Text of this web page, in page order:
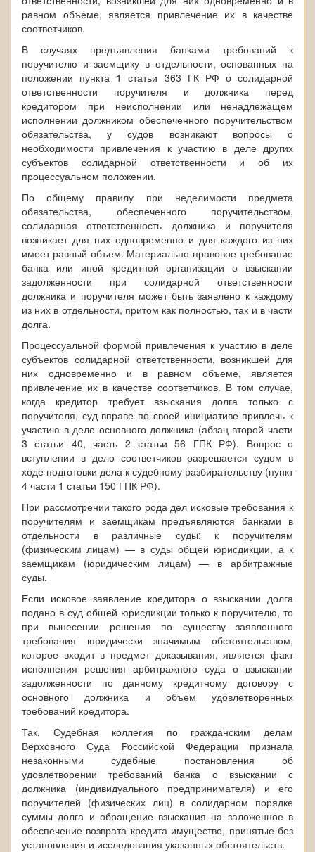
равном объеме, является привлечение их в качестве
соответчиков.
В случаях предъявления банками требований к
поручителю и заемщику в отдельности, основанных на
положении пункта 1 статьи 363 ГК РФ о солидарной
ответственности поручителя и должника перед
кредитором при неисполнении или ненадлежащем
исполнении должником обеспеченного поручительством
обязательства, у судов возникают вопросы о
необходимости привлечения к участию в деле других
субъектов солидарной ответственности и об их
процессуальном положении.
По общему правилу при неделимости предмета
обязательства, обеспеченного поручительством,
солидарная ответственность должника и поручителя
возникает для них одновременно и для каждого из них
имеет равный объем. Материально-правовое требование
банка или иной кредитной организации о взыскании
задолженности при солидарной ответственности
должника и поручителя может быть заявлено к каждому
из них в отдельности, притом как полностью, так и в части
долга.
Процессуальной формой привлечения к участию в деле
субъектов солидарной ответственности, возникшей для
них одновременно и в равном объеме, является
привлечение их в качестве соответчиков. В том случае,
когда кредитор требует взыскания долга только с
поручителя, суд вправе по своей инициативе привлечь к
участию в деле основного должника (абзац второй части
3 статьи 40, часть 2 статьи 56 ГПК РФ). Вопрос о
вступлении в дело соответчиков разрешается судом в
ходе подготовки дела к судебному разбирательству (пункт
4 части 1 статьи 150 ГПК РФ).
При рассмотрении такого рода дел исковые требования к
поручителям и заемщикам предъявляются банками в
отдельности в различные суды: к поручителям
(физическим лицам) — в суды общей юрисдикции, а к
заемщикам (юридическим лицам) — в арбитражные
суды.
Если исковое заявление кредитора о взыскании долга
подано в суд общей юрисдикции только к поручителю, то
при вынесении решения по существу заявленного
требования юридически значимым обстоятельством,
которое входит в предмет доказывания, является факт
исполнения решения арбитражного суда о взыскании
задолженности по данному кредитному договору с
основного должника и объем удовлетворенных
требований кредитора.
Так, Судебная коллегия по гражданским делам
Верховного Суда Российской Федерации признала
незаконными судебные постановления об
удовлетворении требований банка о взыскании с
должника (индивидуального предпринимателя) и его
поручителей (физических лиц) в солидарном порядке
суммы долга и обращение взыскания на заложенное в
обеспечение возврата кредита имущество, принятые без
установления и исследования указанных обстоятельств.